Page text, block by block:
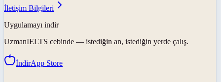
İletişim Bilgileri
Uygulamayı indir
UzmanIELTS cebinde — istediğin an, istediğin yerde çalış.
İndirApp Store